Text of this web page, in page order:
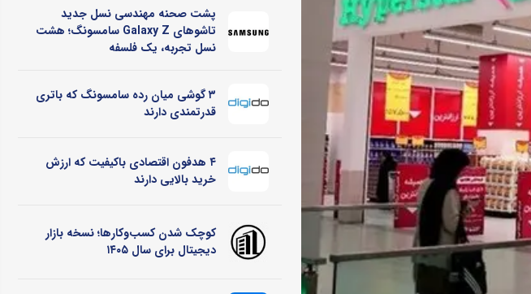
پشت صحنه مهندسی نسل جدید
تاشوهای Galaxy Z سامسونگ؛ هشت
نسل تجربه، یک فلسفه
۳ گوشی میان رده سامسونگ که باتری
قدرتمندی دارند
۴ هدفون اقتصادی باکیفیت که ارزش
خرید بالایی دارند
کوچک شدن کسب‌وکارها؛ نسخه بازار
دیجیتال برای سال ۱۴۰۵